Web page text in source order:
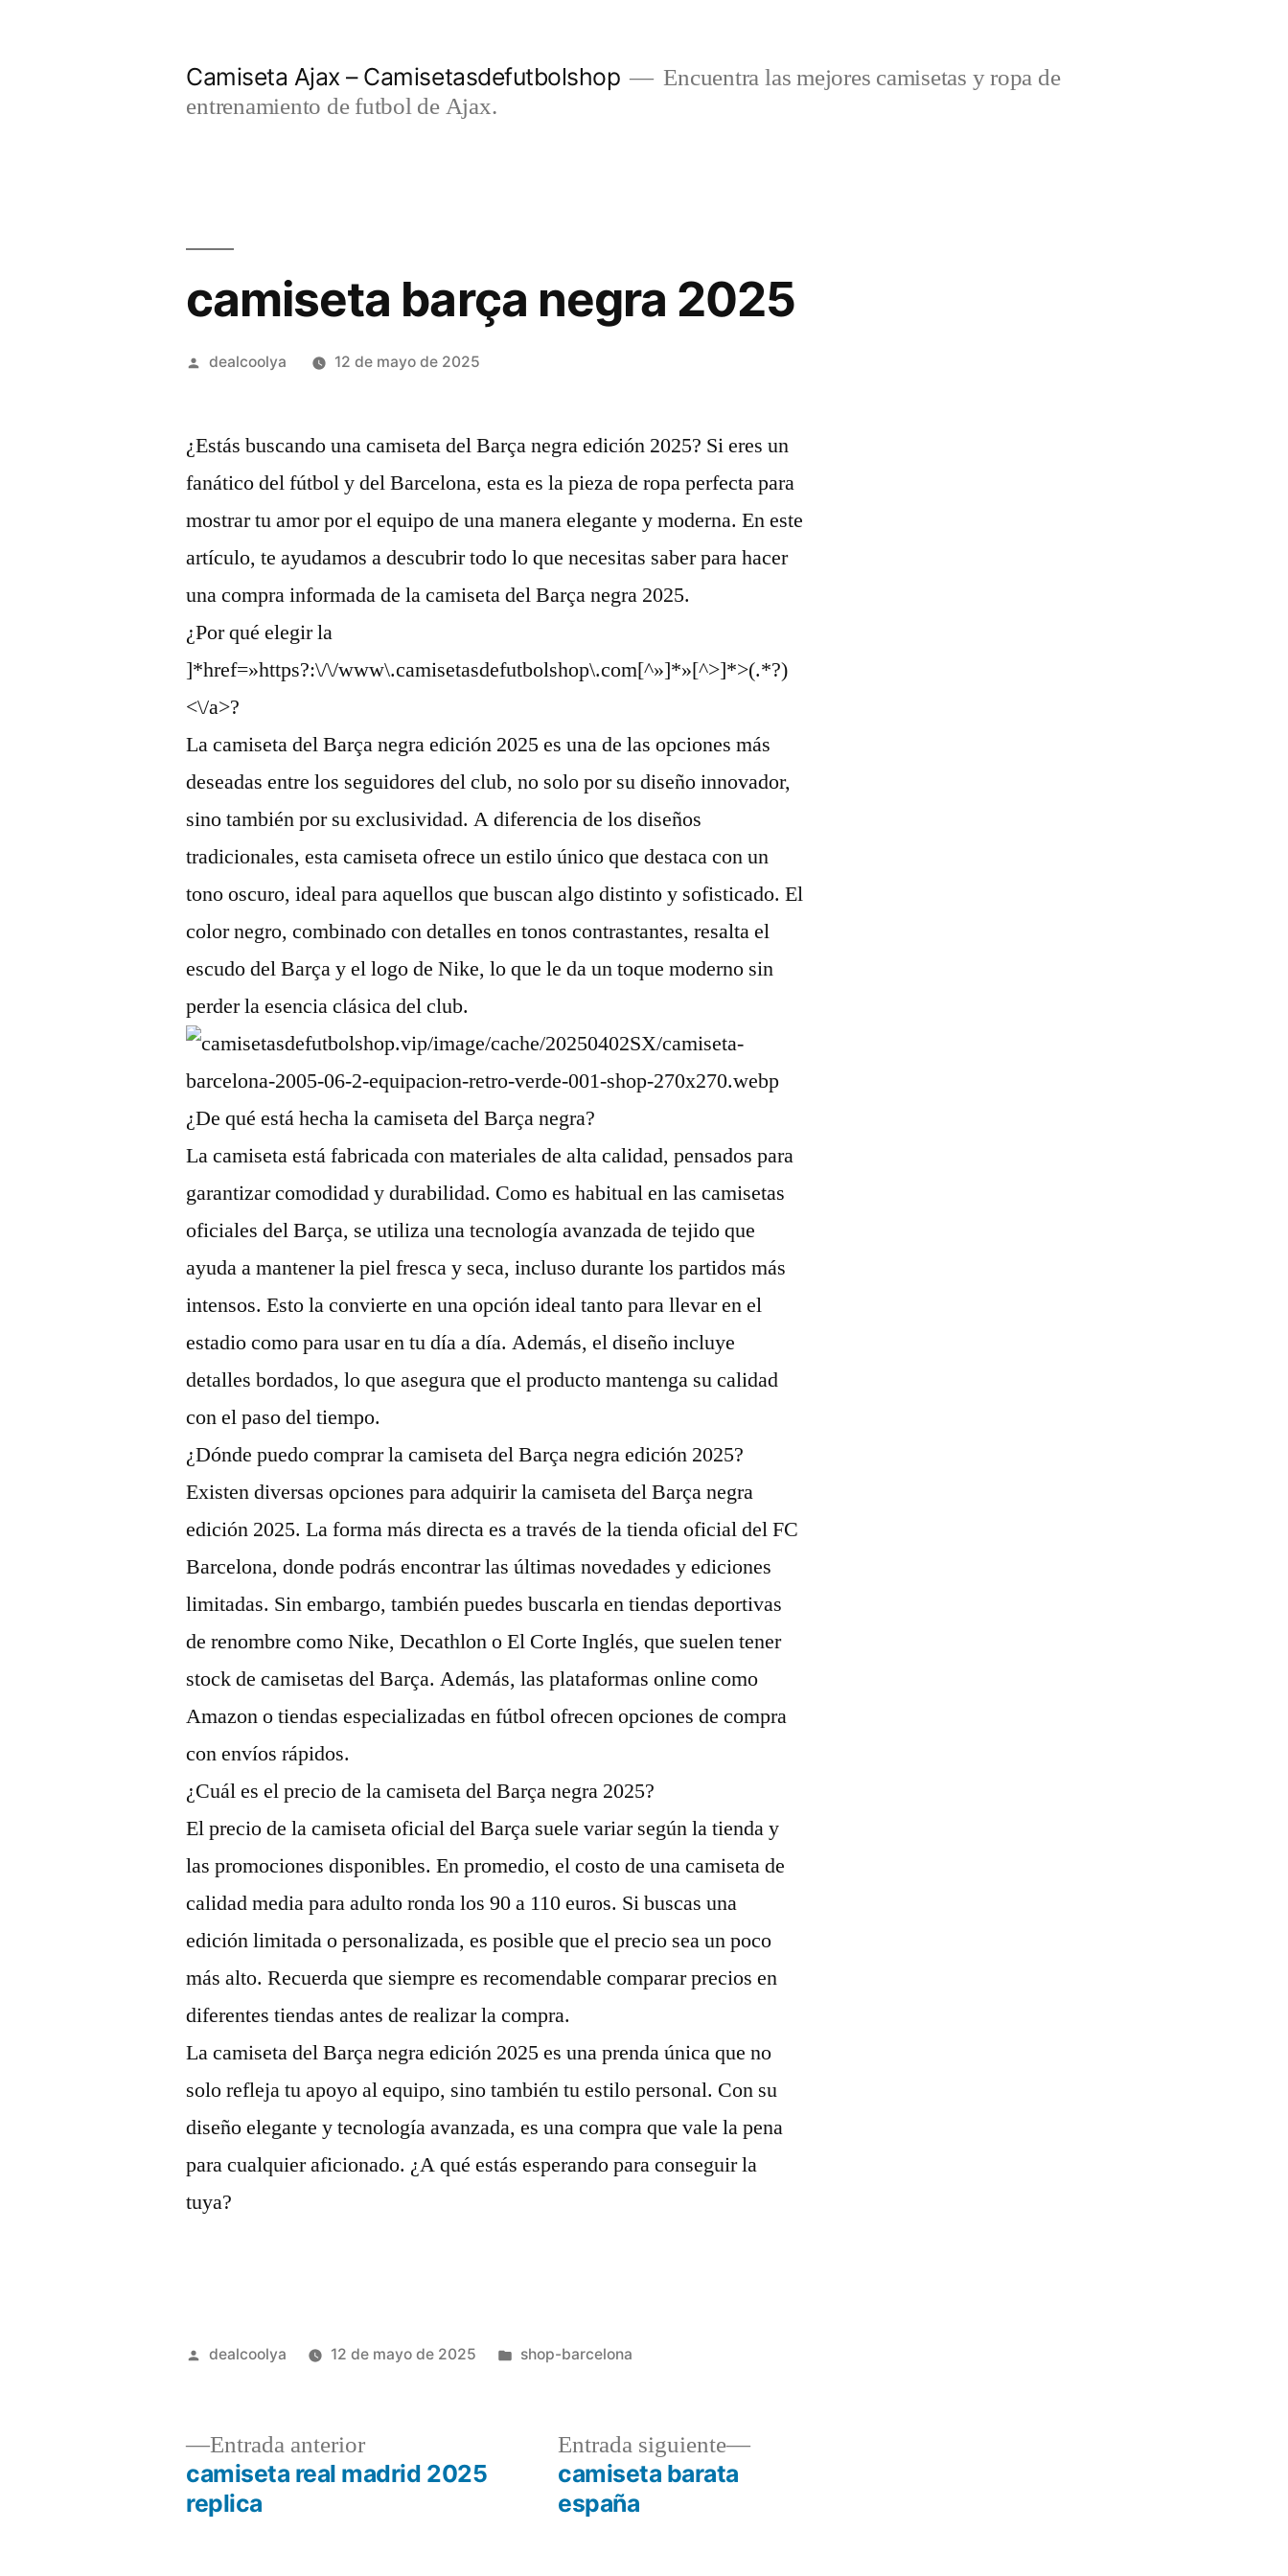
Camiseta Ajax – Camisetasdefutbolshop
Encuentra las mejores camisetas y ropa de
entrenamiento de futbol de Ajax.
camiseta barça negra 2025
Publicado
dealcoolya 12 de mayo de 2025
¿Estás buscando una camiseta del Barça negra edición 2025? Si eres un
fanático del fútbol y del Barcelona, esta es la pieza de ropa perfecta para
mostrar tu amor por el equipo de una manera elegante y moderna. En este
artículo, te ayudamos a descubrir todo lo que necesitas saber para hacer
una compra informada de la camiseta del Barça negra 2025.
¿Por qué elegir la
]*href=»https?:\/\/www\.camisetasdefutbolshop\.com[^»]*»[^>]*>(.*?)
<\/a>?
La camiseta del Barça negra edición 2025 es una de las opciones más
deseadas entre los seguidores del club, no solo por su diseño innovador,
sino también por su exclusividad. A diferencia de los diseños
tradicionales, esta camiseta ofrece un estilo único que destaca con un
tono oscuro, ideal para aquellos que buscan algo distinto y sofisticado. El
color negro, combinado con detalles en tonos contrastantes, resalta el
escudo del Barça y el logo de Nike, lo que le da un toque moderno sin
perder la esencia clásica del club.
¿De qué está hecha la camiseta del Barça negra?
La camiseta está fabricada con materiales de alta calidad, pensados para
garantizar comodidad y durabilidad. Como es habitual en las camisetas
oficiales del Barça, se utiliza una tecnología avanzada de tejido que
ayuda a mantener la piel fresca y seca, incluso durante los partidos más
intensos. Esto la convierte en una opción ideal tanto para llevar en el
estadio como para usar en tu día a día. Además, el diseño incluye
detalles bordados, lo que asegura que el producto mantenga su calidad
con el paso del tiempo.
¿Dónde puedo comprar la camiseta del Barça negra edición 2025?
Existen diversas opciones para adquirir la camiseta del Barça negra
edición 2025. La forma más directa es a través de la tienda oficial del FC
Barcelona, donde podrás encontrar las últimas novedades y ediciones
limitadas. Sin embargo, también puedes buscarla en tiendas deportivas
de renombre como Nike, Decathlon o El Corte Inglés, que suelen tener
stock de camisetas del Barça. Además, las plataformas online como
Amazon o tiendas especializadas en fútbol ofrecen opciones de compra
con envíos rápidos.
¿Cuál es el precio de la camiseta del Barça negra 2025?
El precio de la camiseta oficial del Barça suele variar según la tienda y
las promociones disponibles. En promedio, el costo de una camiseta de
calidad media para adulto ronda los 90 a 110 euros. Si buscas una
edición limitada o personalizada, es posible que el precio sea un poco
más alto. Recuerda que siempre es recomendable comparar precios en
diferentes tiendas antes de realizar la compra.
La camiseta del Barça negra edición 2025 es una prenda única que no
solo refleja tu apoyo al equipo, sino también tu estilo personal. Con su
diseño elegante y tecnología avanzada, es una compra que vale la pena
para cualquier aficionado. ¿A qué estás esperando para conseguir la
tuya?
Publicado
dealcoolya 12 de mayo de 2025
Publicado
shop-barcelona
Navegación
Entrada anteriorEntrada
anterior:
camiseta real madrid 2025
replica
Entrada siguiente
Entrada
camiseta barata
españa